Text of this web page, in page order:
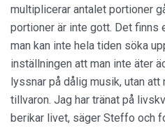
multiplicerar antalet portioner
portioner är inte gott. Det finns
man kan inte hela tiden söka
inställningen att man inte äter
lyssnar på dålig musik, utan
tillvaron. Jag har tränat på
berikar livet, säger Steffo och